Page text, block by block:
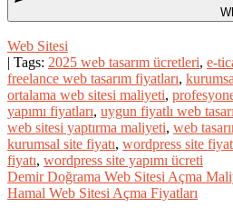
Web Sitesi
| Tags: 2025 web tasarım ücretleri, e-
freelance web tasarım fiyatları,
ortalama web sitesi maliyeti,
yapımı fiyatları, uygun fiyatlı web
web sitesi yaptırma maliyeti, web
kurumsal site fiyatı, wordpress site
fiyatı, wordpress site yapımı ücreti
Yazı
gezinmesi
Demir Doğrama Web Sitesi Açma
Hamal Web Sitesi Açma Fiyatları